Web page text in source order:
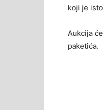
koji je
Aukcija
paketića.